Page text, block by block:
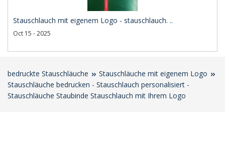
Stauschlauch mit eigenem Logo - stauschlauch. ..
Oct 15 - 2025
bedruckte Stauschläuche
Stauschläuche mit eigenem Logo
Stauschläuche bedrucken - Stauschlauch personalisiert -
Stauschläuche Staubinde Stauschlauch mit Ihrem Logo